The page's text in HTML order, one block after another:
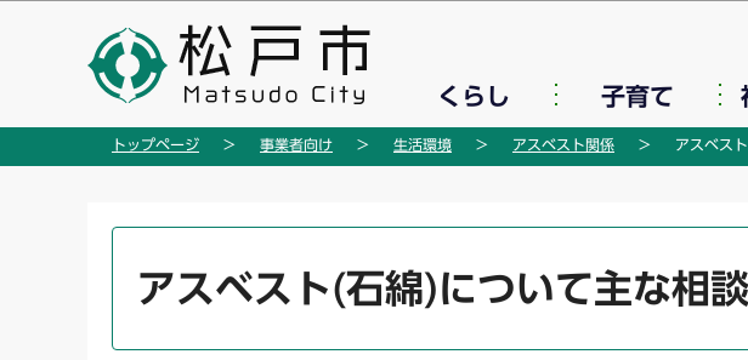
の
こ
くらし 子育て
トップページ 事業者向け 生活環境 アスベスト関係 アスベス
アスベスト(石綿)について主な相